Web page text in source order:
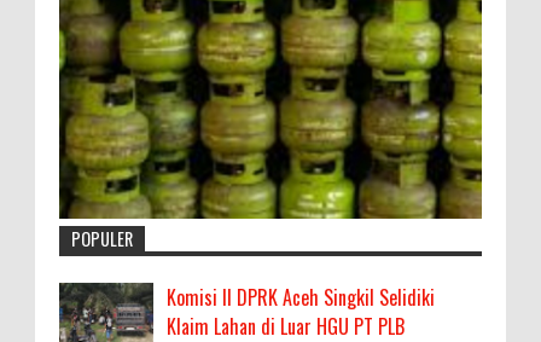
POPULER
Komisi II DPRK Aceh Singkil Selidiki
Klaim Lahan di Luar HGU PT PLB